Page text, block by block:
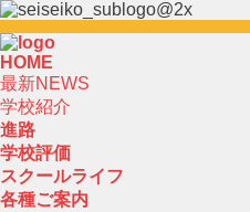
HOME
最新NEWS
学校紹介
進路
学校評価
スクールライフ
各種ご案内